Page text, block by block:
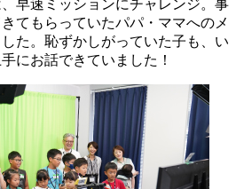
早速ミッションにチャレンジ。事
てもらっていたパパ・ママへのメ
た。恥ずかしがっていた子も、い
にお話できていました！